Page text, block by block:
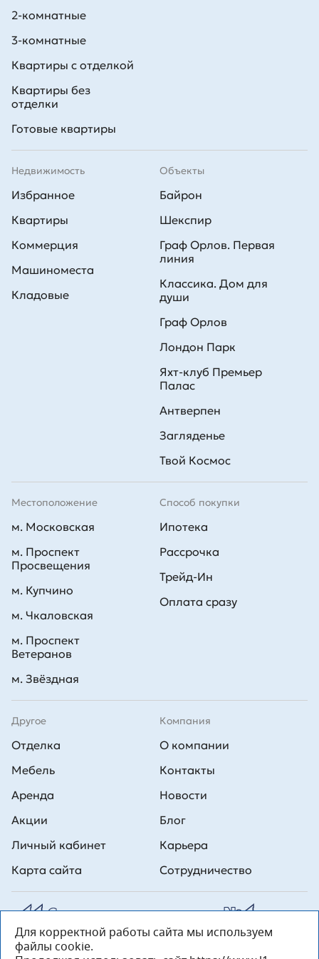
На первых этажах корпусов находятся помещения коммерческого
объекты инфраструктуры.
2-комнатные
3-комнатные
Квартиры с отделкой
Квартиры без
отделки
Готовые квартиры
Недвижимость
Избранное
Квартиры
Коммерция
Машиноместа
Кладовые
Способ покупки
Ипотека
Рассрочка
Трейд-Ин
Оплата сразу
Объекты
Байрон
Шекспир
Граф Орлов. Первая
линия
Классика. Дом для
души
Граф Орлов
Лондон Парк
Яхт-клуб Премьер
Палас
Антверпен
Загляденье
Твой Космос
Другое
Отделка
Мебель
Аренда
Акции
Личный кабинет
Карта сайта
Компания
О компании
Контакты
Новости
Блог
Карьера
Сотрудничество
Местоположение
м. Московская
м. Проспект
Просвещения
м. Купчино
м. Чкаловская
м. Проспект
Ветеранов
м. Звёздная
Все права на публикуемые на сайте материалы принадлежат
ООО Л1 Строительная комания №1. Любая информация,
Для корректной работы сайта мы используем
файлы cookie.